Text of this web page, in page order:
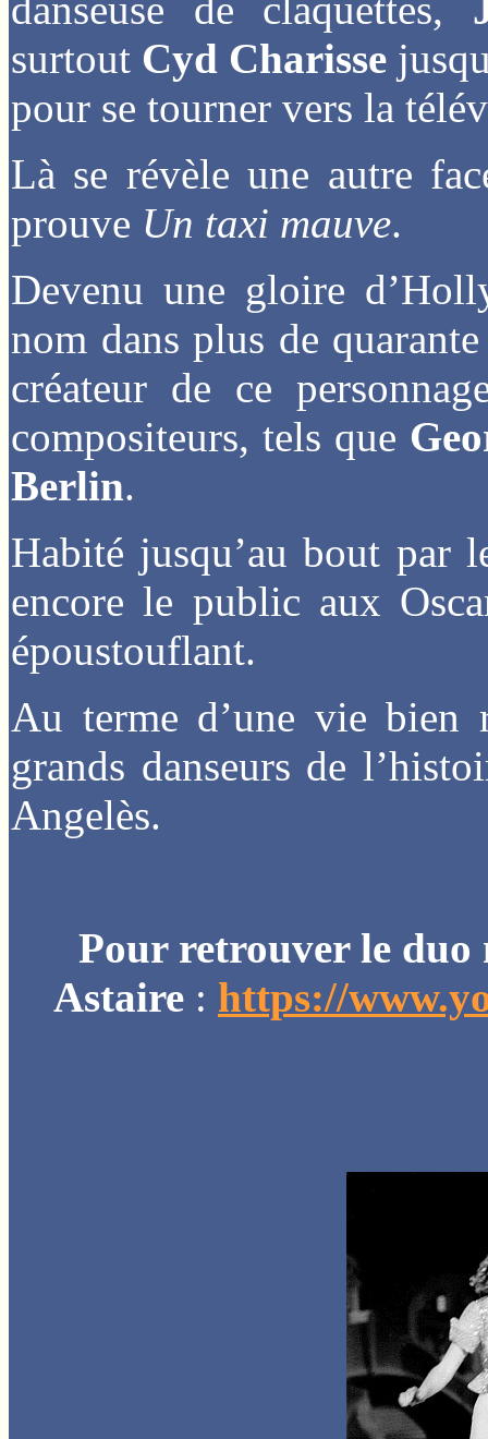
surtout Cyd Charisse
pour se tourner vers la
Là se révèle une autre
prouve Un taxi mauve.
Devenu une gloire
nom dans plus de
créateur de ce
compositeurs, tels que
Berlin.
Habité jusqu’au bout par
encore le public aux
époustouflant.
Au terme d’une vie bien
grands danseurs de
Angelès.
Pour retrouver le duo
Astaire : https://